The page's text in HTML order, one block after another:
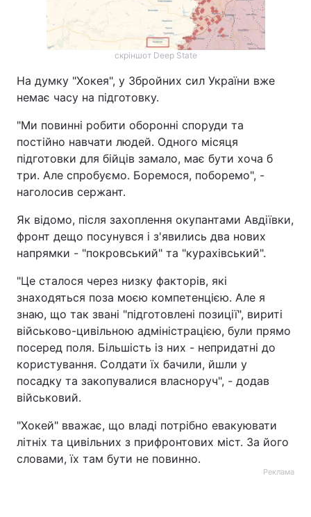
скріншот Deep State
На думку "Хокея", у Збройних сил України вже
немає часу на підготовку.
"Ми повинні робити оборонні споруди та
постійно навчати людей. Одного місяця
підготовки для бійців замало, має бути хоча б
три. Але спробуємо. Боремося, поборемо", -
наголосив сержант.
Як відомо, після захоплення окупантами Авдіївки,
фронт дещо посунувся і з'явились два нових
напрямки - "покровський" та "курахівський".
"Це сталося через низку факторів, які
знаходяться поза моєю компетенцією. Але я
знаю, що так звані "підготовлені позиції", вириті
військово-цивільною адміністрацією, були прямо
посеред поля. Більшість із них - непридатні до
користування. Солдати їх бачили, йшли у
посадку та закопувалися власноруч", - додав
військовий.
"Хокей" вважає, що владі потрібно евакуювати
літніх та цивільних з прифронтових міст. За його
словами, їх там бути не повинно.
Реклама